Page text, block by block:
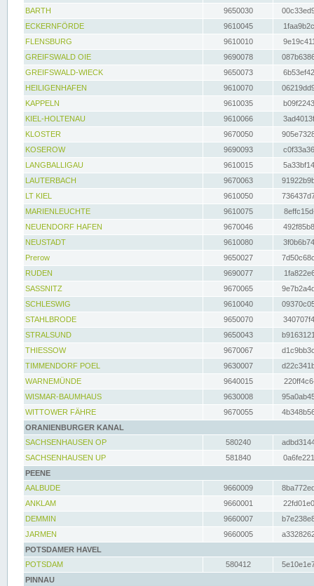
BARTH
9650030
ECKERNFÖRDE
9610045
FLENSBURG
9610010
GREIFSWALD OIE
9690078
GREIFSWALD-WIECK
9650073
HEILIGENHAFEN
9610070
KAPPELN
9610035
KIEL-HOLTENAU
9610066
KLOSTER
9670050
KOSEROW
9690093
LANGBALLIGAU
9610015
LAUTERBACH
9670063
LT KIEL
9610050
MARIENLEUCHTE
9610075
NEUENDORF HAFEN
9670046
NEUSTADT
9610080
Prerow
9650027
RUDEN
9690077
SASSNITZ
9670065
SCHLESWIG
9610040
STAHLBRODE
9650070
STRALSUND
9650043
THIESSOW
9670067
TIMMENDORF POEL
9630007
WARNEMÜNDE
9640015
WISMAR-BAUMHAUS
9630008
WITTOWER FÄHRE
9670055
ORANIENBURGER KANAL
SACHSENHAUSEN OP
580240
SACHSENHAUSEN UP
581840
PEENE
AALBUDE
9660009
ANKLAM
9660001
DEMMIN
9660007
JARMEN
9660005
POTSDAMER HAVEL
POTSDAM
580412
PINNAU